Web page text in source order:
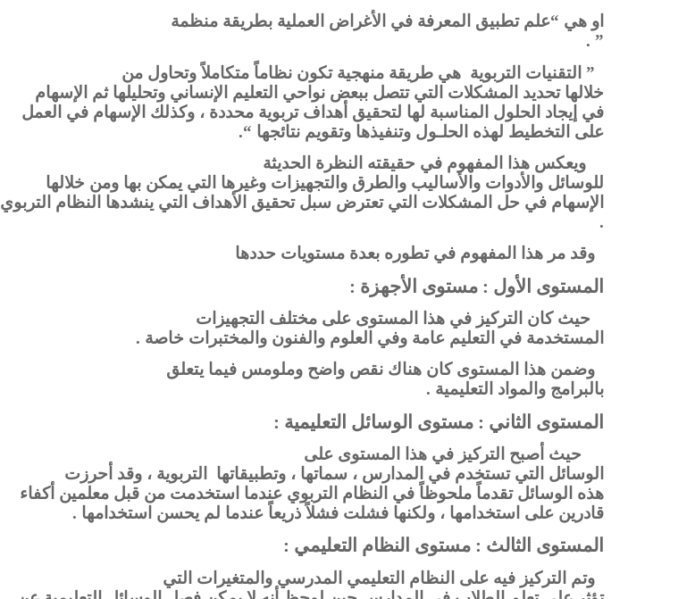
او هي “علم تطبيق المعرفة في الأغراض العملية بطريقة منظمة
” .
” التقنيات التربوية هي طريقة منهجية تكون نظاماً متكاملاً وتحاول من
خلالها تحديد المشكلات التي تتصل ببعض نواحي التعليم الإنساني وتحليلها ثم الإسهام
في إيجاد الحلول المناسبة لها لتحقيق أهداف تربوية محددة ، وكذلك الإسهام في العمل
على التخطيط لهذه الحلـول وتنفيذها وتقويم نتائجها “.
ويعكس هذا المفهوم في حقيقته النظرة الحديثة
للوسائل والأدوات والأساليب والطرق والتجهيزات وغيرها التي يمكن بها ومن خلالها
الإسهام في حل المشكلات التي تعترض سبل تحقيق الأهداف التي ينشدها النظام التربوي
.
وقد مر هذا المفهوم في تطوره بعدة مستويات حددها
المستوى الأول : مستوى الأجهزة :
حيث كان التركيز في هذا المستوى على مختلف التجهيزات
المستخدمة في التعليم عامة وفي العلوم والفنون والمختبرات خاصة .
وضمن هذا المستوى كان هناك نقص واضح وملومس فيما يتعلق
بالبرامج والمواد التعليمية .
المستوى الثاني : مستوى الوسائل التعليمية :
حيث أصبح التركيز في هذا المستوى على
الوسائل التي تستخدم في المدارس ، سماتها ، وتطبيقاتها التربوية ، وقد أحرزت
هذه الوسائل تقدماً ملحوظاً في النظام التربوي عندما استخدمت من قبل معلمين أكفاء
قادرين على استخدامها ، ولكنها فشلت فشلاً ذريعاً عندما لم يحسن استخدامها .
المستوى الثالث : مستوى النظام التعليمي :
وتم التركيز فيه على النظام التعليمي المدرسي والمتغيرات التي